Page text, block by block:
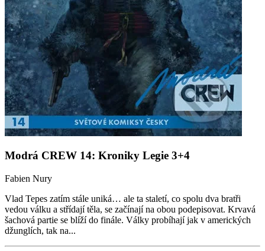
Modrá CREW 14: Kroniky Legie 3+4
Fabien Nury
Vlad Tepes zatím stále uniká… ale ta staletí, co spolu dva bratři
vedou válku a střídají těla, se začínají na obou podepisovat. Krvavá
šachová partie se blíží do finále. Války probíhají jak v amerických
džunglích, tak na...